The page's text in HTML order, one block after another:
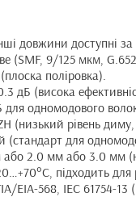
довжини доступні
(SMF, 9/125 мкм,
поліровка).
дБ (висока
для одномодового
(низький рівень
(стандарт для
2.0 мм або 3.0 мм
підходить для
EIA-568, IEC 61754-13